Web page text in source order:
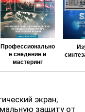
Профессионально
е сведение и
мастеринг
экран,
защиту от